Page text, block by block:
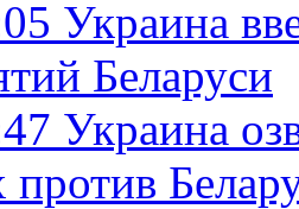
Украина
Беларуси
Украина
против